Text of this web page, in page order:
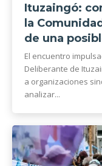
Ituzaingó:
la
de una
El encuentro
Deliberante de
a organizaciones
analizar...